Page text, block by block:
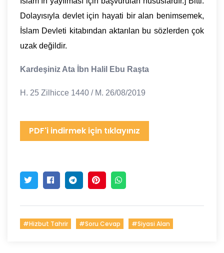
Dolayısıyla devlet için hayati bir alan benimsemek,
İslam Devleti kitabından aktarılan bu sözlerden çok
uzak değildir.
Kardeşiniz Ata İbn Halil Ebu Raşta
H. 25 Zilhicce 1440 / M. 26/08/2019
PDF'i indirmek için tıklayınız
#Hizbut Tahrir #Soru Cevap #Siyasi Alan